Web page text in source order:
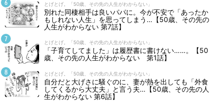
とげとげ。「50歳、その先の人生がわからない」
別れた同棲相手は良いパパに。今が不安で「あったか
もしれない人生」を思ってしまう…【50歳、その先の
人生がわからない 第7話】
とげとげ。「50歳、その先の人生がわからない」
「子育てしてました」は履歴書に書けない……。【50
歳、その先の人生がわからない 第1話】
とげとげ。「50歳、その先の人生がわからない」
自分だと大げさに騒ぐのに、妻が熱を出しても「外食
してくるから大丈夫」と言う夫…【50歳、その先の人
生がわからない 第6話】